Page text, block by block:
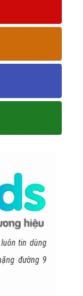
tin dùng
đường 9